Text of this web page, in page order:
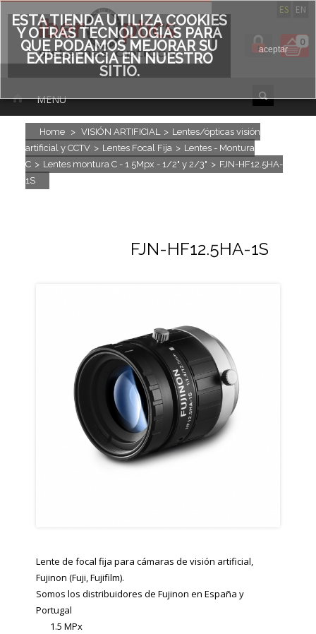
ES EN
0
MENU
Home > VISIÓN ARTIFICIAL > Lentes/ópticas visión
artificial y CCTV > Lentes Focal Fija > Lentes - Montura
C > Lentes montura C - 1.5Mpx - 1/2" y 2/3" > FJN-HF12.5HA-
1S
FJN-HF12.5HA-1S
Lente de focal fija para cámaras de visión artificial,
Fujinon (Fuji, Fujifilm).
Somos los distribuidores de Fujinon en España y
Portugal
1.5 MPx
ESTA TIENDA UTILIZA COOKIES
Y OTRAS TECNOLOGÍAS PARA
QUE PODAMOS MEJORAR SU
EXPERIENCIA EN NUESTRO
SITIO.
aceptar